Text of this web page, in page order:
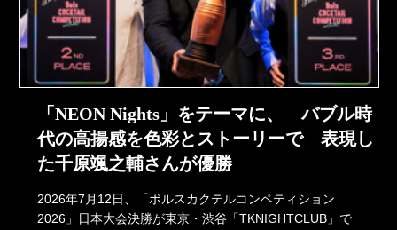
「NEON Nights」をテーマに、 バブル時
代の高揚感を色彩とストーリーで 表現し
た千原颯之輔さんが優勝
2026年7月12日、「ボルスカクテルコンペティション
2026」日本大会決勝が東京・渋谷「TKNIGHTCLUB」で